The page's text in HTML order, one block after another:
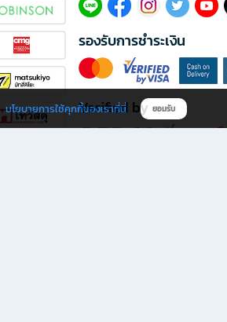
รองรับการชำระเงิน
Verified by
นโยบายการใช้คุกกี้ของเราที่นี่ ยอมรับ